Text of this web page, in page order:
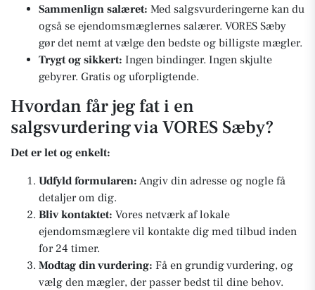
Sammenlign salæret: Med salgsvurderingerne kan du
også se ejendomsmæglernes salærer. VORES Sæby
gør det nemt at vælge den bedste og billigste mægler.
Trygt og sikkert: Ingen bindinger. Ingen skjulte
gebyrer. Gratis og uforpligtende.
Hvordan får jeg fat i en
salgsvurdering via VORES Sæby?
Det er let og enkelt:
Udfyld formularen: Angiv din adresse og nogle få
detaljer om dig.
Bliv kontaktet: Vores netværk af lokale
ejendomsmæglere vil kontakte dig med tilbud inden
for 24 timer.
Modtag din vurdering: Få en grundig vurdering, og
vælg den mægler, der passer bedst til dine behov.